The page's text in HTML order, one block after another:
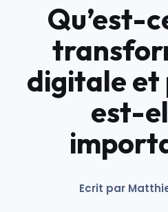
Qu’est-
digitale et
est-
Ecrit par